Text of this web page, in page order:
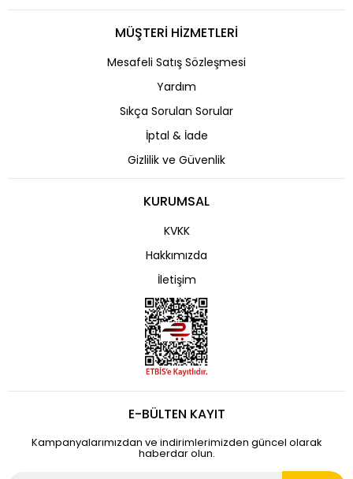
MÜŞTERİ HİZMETLERİ
Mesafeli Satış Sözleşmesi
Yardım
Sıkça Sorulan Sorular
İptal & İade
Gizlilik ve Güvenlik
KURUMSAL
KVKK
Hakkımızda
İletişim
E-BÜLTEN KAYIT
Kampanyalarımızdan ve indirimlerimizden güncel olarak
haberdar olun.